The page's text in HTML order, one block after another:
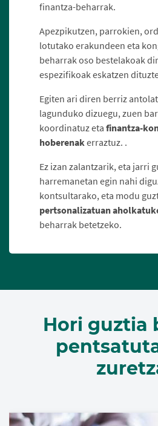
finantza-beharrak.
Apezpikutzen, parrokien,
lotutako erakundeen eta
beharrak oso bestelakoak
espezifikoak eskatzen
Egiten ari diren berriz
lagunduko dizuegu, zuen
koordinatuz eta finantza-
hoberenakerraztuz. .
Ez izan zalantzarik, eta jarri
harremanetan egin nahi
kontsultarako, eta modu
pertsonalizatuan
beharrak betetzeko.
Hori guztia